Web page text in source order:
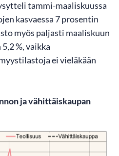
tammi-maaliskuussa
kasvaessa 7 prosentin
myös paljasti maaliskuun
%, vaikka
ei vieläkään
ja vähittäiskaupan